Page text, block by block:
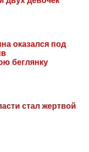
оказался под
беглянку
стал жертвой